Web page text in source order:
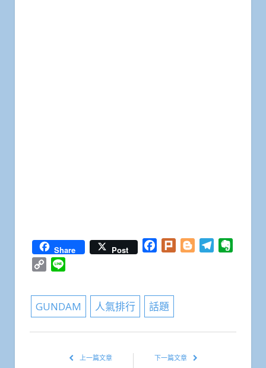
Share Post Facebook
Plurk BloggerTelegram
Copy
GUNDAM 人氣排行 話題
上一篇文章 下一篇文章